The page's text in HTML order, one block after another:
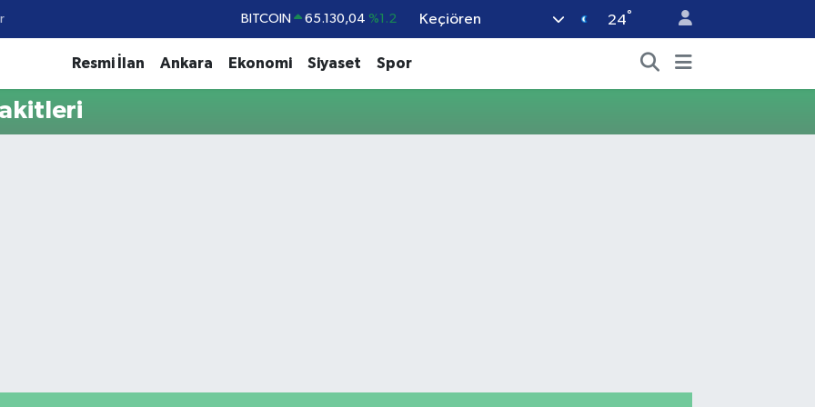
BITCOIN 65.130,04 %1.2 Keçiören 24°
Resmi İlan Ankara Ekonomi Siyaset Spor